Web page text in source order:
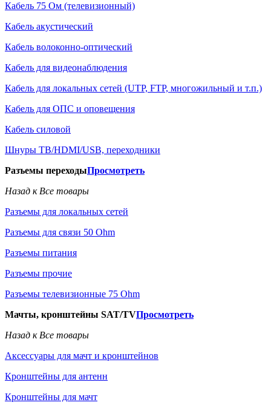
Кабель 75 Ом (телевизионный)
Кабель акустический
Кабель волоконно-оптический
Кабель для видеонаблюдения
Кабель для локальных сетей (UTP, FTP, многожильный и т.п.)
Кабель для ОПС и оповещения
Кабель силовой
Шнуры ТВ/HDMI/USB, переходники
Разъемы переходыПросмотреть
Назад к Все товары
Разъемы для локальных сетей
Разъемы для связи 50 Ohm
Разъемы питания
Разъемы прочие
Разъемы телевизионные 75 Ohm
Мачты, кронштейны SAT/TVПросмотреть
Назад к Все товары
Аксессуары для мачт и кронштейнов
Кронштейны для антенн
Кронштейны для мачт